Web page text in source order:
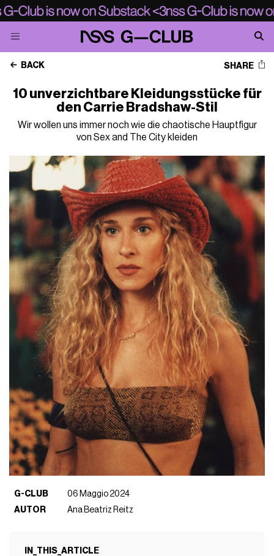
BACK SHARE
10 unverzichtbare Kleidungsstücke für
den Carrie Bradshaw-Stil
Wir wollen uns immer noch wie die chaotische Hauptfigur
von Sex and The City kleiden
G-CLUB
06 Maggio 2024
AUTOR
Ana Beatriz Reitz
IN_THIS_ARTICLE